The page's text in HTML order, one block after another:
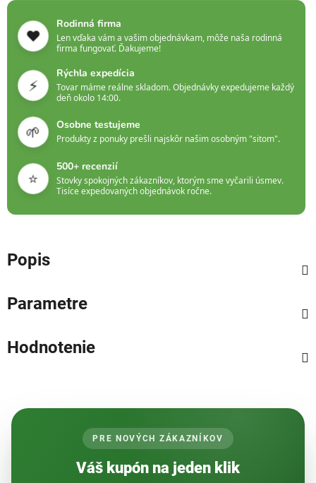
❤️
Rodinná firma
Len vďaka vám a vašim objednávkam, môže naša rodinná
firma fungovať. Ďakujeme!
⚡
Rýchla expedícia
Tovar máme reálne skladom. Objednávky expedujeme každý
deň okolo 14:00.
🌱 Osobne testujeme
Produkty z ponuky prešli najskôr našim osobným "sitom".
⭐
500+ recenzií
Stovky spokojných zákazníkov, ktorým sme vyčarili úsmev.
Tisíce expedovaných objednávok ročne.
Popis
Parametre
Hodnotenie
PRE NOVÝCH ZÁKAZNÍKOV
Váš kupón na jeden klik